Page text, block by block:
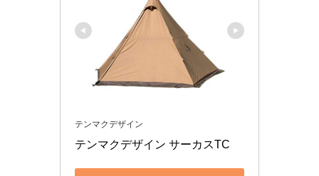
テンマクデザイン
テンマクデザイン サーカスTC